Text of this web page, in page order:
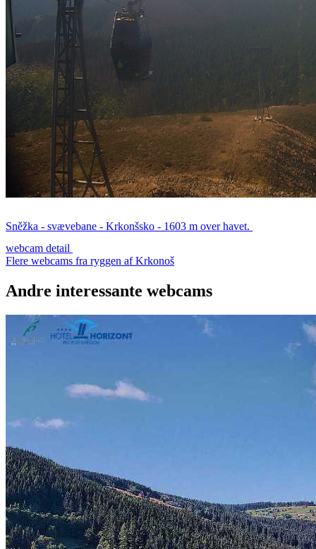
Sněžka - svævebane - Krkonšsko - 1603 m over havet.
webcam detail
Flere webcams fra ryggen af Krkonoš
Andre interessante webcams